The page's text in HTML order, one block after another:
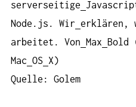
serverseitige
Node.js. Wir erklären,
arbeitet. Von Max Bold
Mac OS X)
Quelle: Golem